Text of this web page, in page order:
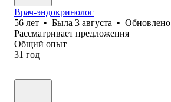
Врач-эндокринолог
56 лет • Была 3 августа • Обновлено
Рассматривает предложения
Общий опыт
31 год